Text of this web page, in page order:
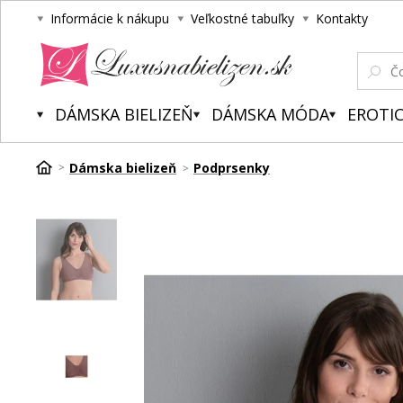
Informácie k nákupu Veľkostné tabuľky Kontakty
DÁMSKA BIELIZEŇ DÁMSKA MÓDA
Dámska bielizeň Podprsenky